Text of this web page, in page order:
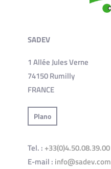
SADEV
1 Allée Jules Verne
74150 Rumilly
FRANCE
Plano
Tel. : +33(0)4.50.08.39.00
E-mail : info@sadev.com